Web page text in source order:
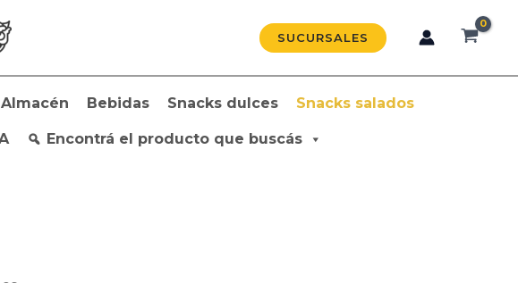
SUCURSALES
Almacén Bebidas Snacks dulces Snacks salados
Encontrá el producto que buscás